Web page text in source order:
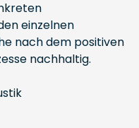
einzelnen
nach dem positiven
nachhaltig.